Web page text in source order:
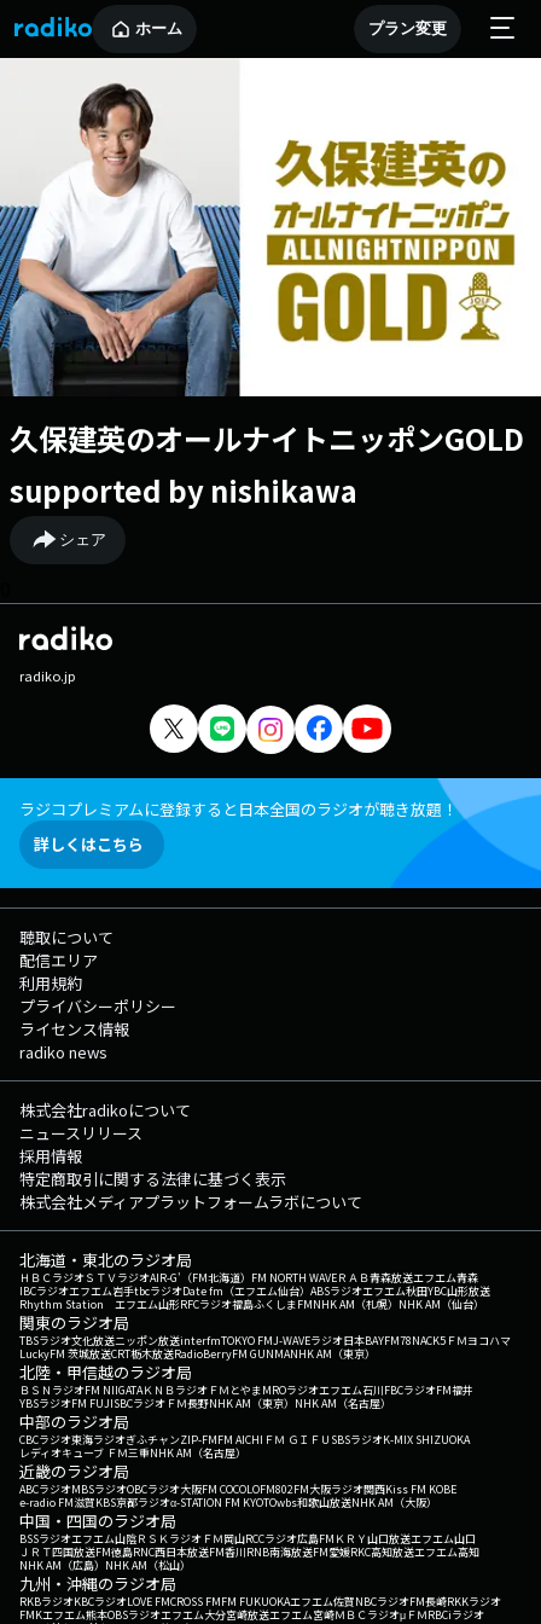
ホーム プラン変更
久保建英のオールナイトニッポンGOLD
supported by nishikawa
シェア
radiko.jp
ラジコプレミアムに登録すると日本全国のラジオが聴き放題！
詳しくはこちら
聴取について
配信エリア
利用規約
プライバシーポリシー
ライセンス情報
radiko news
株式会社radikoについて
ニュースリリース
採用情報
特定商取引に関する法律に基づく表示
株式会社メディアプラットフォームラボについて
北海道・東北のラジオ局
ＨＢＣラジオＳＴＶラジオAIR-G'（FM北海道） FM NORTH WAVEＲＡＢ青森放送エフエム青森
IBCラジオエフエム岩手tbcラジオDate fm（エフエム仙台） ABSラジオエフエム秋田YBC山形放送
Rhythm Station エフエム山形RFCラジオ福島ふくしまFMNHK AM（札幌） NHK AM（仙台）
関東のラジオ局
TBSラジオ文化放送ニッポン放送interfmTOKYO FMJ-WAVEラジオ日本BAYFM78NACK5 ＦＭヨコハマ
LuckyFM 茨城放送CRT栃木放送RadioBerryFM GUNMANHK AM（東京）
北陸・甲信越のラジオ局
ＢＳＮラジオFM NIIGATAＫＮＢラジオ ＦＭとやまMROラジオエフエム石川FBCラジオFM福井
YBSラジオFM FUJISBCラジオ ＦＭ長野NHK AM（東京） NHK AM（名古屋）
中部のラジオ局
CBCラジオ東海ラジオぎふチャンZIP-FMFM AICHI ＦＭ ＧＩＦＵ SBSラジオK-MIX SHIZUOKA
レディオキューブ ＦＭ三重NHK AM（名古屋）
近畿のラジオ局
ABCラジオMBSラジオOBCラジオ大阪FM COCOLOFM802FM大阪ラジオ関西Kiss FM KOBE
e-radio FM滋賀KBS京都ラジオα-STATION FM KYOTOwbs和歌山放送NHK AM（大阪）
中国・四国のラジオ局
BSSラジオエフエム山陰ＲＳＫラジオ ＦＭ岡山RCCラジオ広島FM ＫＲＹ山口放送エフエム山口
ＪＲＴ四国放送FM徳島RNC西日本放送FM香川RNB南海放送FM愛媛RKC高知放送エフエム高知
NHK AM（広島） NHK AM（松山）
九州・沖縄のラジオ局
RKBラジオKBCラジオLOVE FMCROSS FMFM FUKUOKAエフエム佐賀NBCラジオFM長崎RKKラジオ
FMKエフエム熊本OBSラジオエフエム大分宮崎放送エフエム宮崎ＭＢＣラジオμＦＭRBCiラジオ